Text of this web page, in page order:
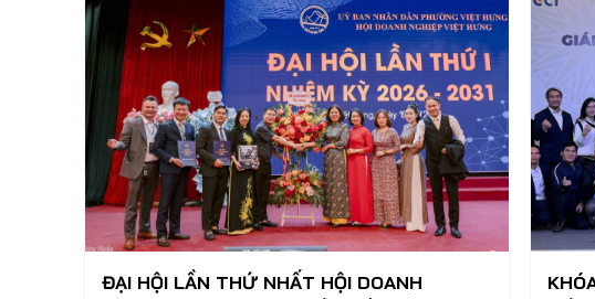
ĐẠI HỘI LẦN THỨ NHẤT HỘI DOANH